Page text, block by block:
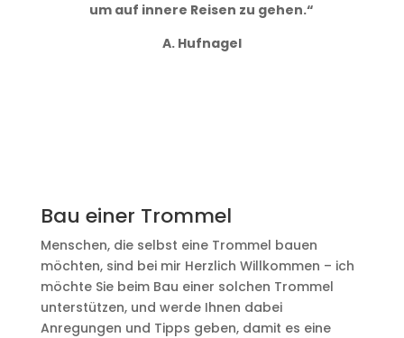
um auf innere Reisen zu gehen.“
A. Hufnagel
Bau einer Trommel
Menschen, die selbst eine Trommel bauen
möchten, sind bei mir Herzlich Willkommen – ich
möchte Sie beim Bau einer solchen Trommel
unterstützen, und werde Ihnen dabei
Anregungen und Tipps geben, damit es eine